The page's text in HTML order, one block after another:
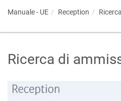
Manuale - UE Reception
Ricerca di